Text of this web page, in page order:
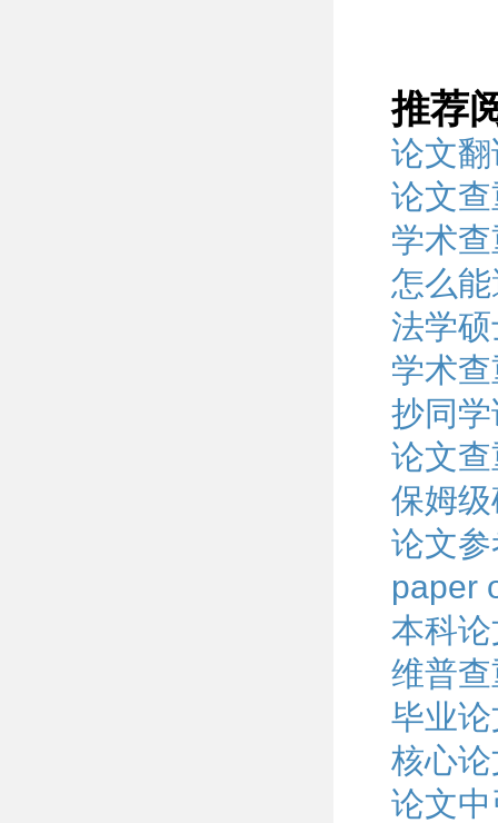
推荐
论文
论文
学术
怎么
法学
学术
抄同
论文
保姆
论文
paper
本科
维普
毕业
核心
论文